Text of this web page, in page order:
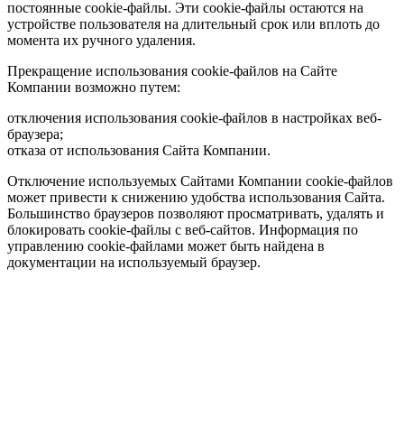
постоянные cookie-файлы. Эти cookie-файлы остаются на
устройстве пользователя на длительный срок или вплоть до
момента их ручного удаления.
Прекращение использования cookie-файлов на Сайте
Компании возможно путем:
отключения использования cookie-файлов в настройках веб-
браузера;
отказа от использования Сайта Компании.
Отключение используемых Сайтами Компании cookie-файлов
может привести к снижению удобства использования Сайта.
Большинство браузеров позволяют просматривать, удалять и
блокировать cookie-файлы c веб-сайтов. Информация по
управлению cookie-файлами может быть найдена в
документации на используемый браузер.